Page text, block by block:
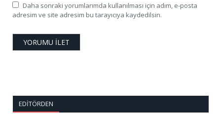
Daha sonraki yorumlarımda kullanılması için adım, e-posta
adresim ve site adresim bu tarayıcıya kaydedilsin.
EDITÖRDEN